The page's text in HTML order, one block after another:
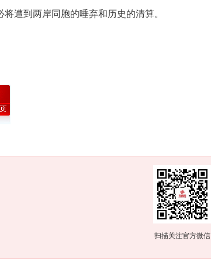
遭到两岸同胞的唾弃和历史的清算。
扫描关注官方微信